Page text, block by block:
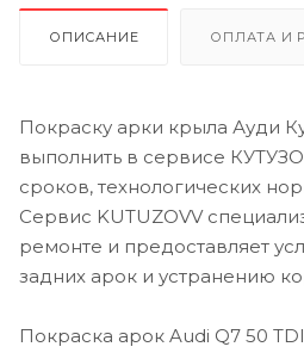
ОПИСАНИЕ ОПЛАТА И
Покраску арки крыла Ауди
выполнить в сервисе
сроков, технологических
Сервис KUTUZOVV
ремонте и предоставляет
задних арок и устранению
Покраска арок Audi Q7 50